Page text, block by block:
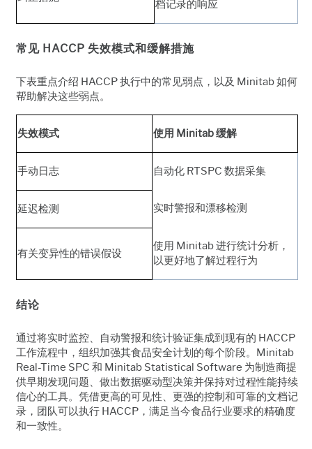
档记录的响应
常见 HACCP 失效模式和缓解措施
下表重点介绍 HACCP 执行中的常见弱点，以及 Minitab 如何
帮助解决这些弱点。
失效模式 使用 Minitab 缓解
手动日志 自动化 RTSPC 数据采集
延迟检测 实时警报和漂移检测
有关变异性的错误假设
使用 Minitab 进行统计分析，
以更好地了解过程行为
结论
通过将实时监控、自动警报和统计验证集成到现有的 HACCP
工作流程中，组织加强其食品安全计划的每个阶段。Minitab
Real-Time SPC 和 Minitab Statistical Software 为制造商提
供早期发现问题、做出数据驱动型决策并保持对过程性能持续
信心的工具。凭借更高的可见性、更强的控制和可靠的文档记
录，团队可以执行 HACCP，满足当今食品行业要求的精确度
和一致性。